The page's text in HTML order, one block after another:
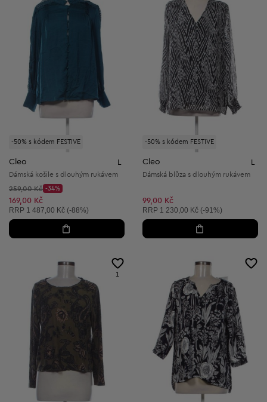
-50% s kódem FESTIVE
Cleo L
Dámská košile s dlouhým rukávem
Původní cena:
259,00 Kč
Discount Price:
-34%
Snížená cena:
169,00 Kč
Doporučená cena:
RRP 1 487,00 Kč (-88%)
-50% s kódem FESTIVE
Cleo L
Dámská blůza s dlouhým rukávem
99,00 Kč
Doporučená cena:
RRP 1 230,00 Kč (-91%)
1